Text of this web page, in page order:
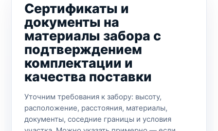
Сертификаты и
документы на
материалы забора с
подтверждением
комплектации и
качества поставки
Уточним требования к забору: высоту,
расположение, расстояния, материалы,
документы, соседние границы и условия